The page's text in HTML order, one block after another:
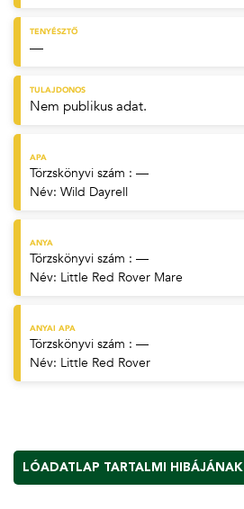
TENYÉSZTŐ
—
TULAJDONOS
Nem publikus adat.
APA
Törzskönyvi szám : —
Név: Wild Dayrell
ANYA
Törzskönyvi szám : —
Név: Little Red Rover Mare
ANYAI APA
Törzskönyvi szám : —
Név: Little Red Rover
LÓADATLAP TARTALMI HIBÁJÁNAK